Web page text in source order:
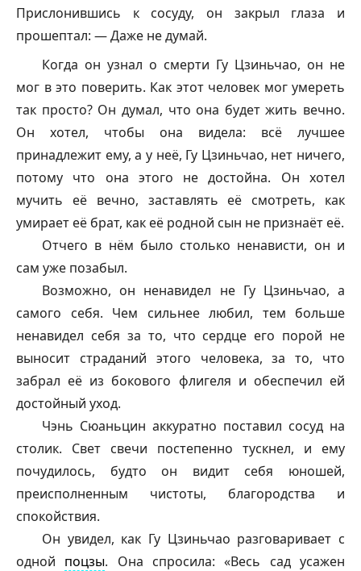
Прислонившись к сосуду, он закрыл глаза и
прошептал: — Даже не думай.
Когда он узнал о смерти Гу Цзиньчао, он не
мог в это поверить. Как этот человек мог умереть
так просто? Он думал, что она будет жить вечно.
Он хотел, чтобы она видела: всё лучшее
принадлежит ему, а у неё, Гу Цзиньчао, нет ничего,
потому что она этого не достойна. Он хотел
мучить её вечно, заставлять её смотреть, как
умирает её брат, как её родной сын не признаёт её.
Отчего в нём было столько ненависти, он и
сам уже позабыл.
Возможно, он ненавидел не Гу Цзиньчао, а
самого себя. Чем сильнее любил, тем больше
ненавидел себя за то, что сердце его порой не
выносит страданий этого человека, за то, что
забрал её из бокового флигеля и обеспечил ей
достойный уход.
Чэнь Сюаньцин аккуратно поставил сосуд на
столик. Свет свечи постепенно тускнел, и ему
почудилось, будто он видит себя юношей,
преисполненным чистоты, благородства и
спокойствия.
Он увидел, как Гу Цзиньчао разговаривает с
одной поцзы. Она спросила: «Весь сад усажен